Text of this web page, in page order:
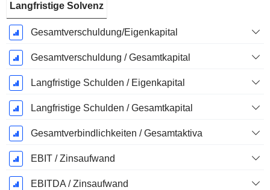
Langfristige Solvenz
Gesamtverschuldung/Eigenkapital
Gesamtverschuldung / Gesamtkapital
Langfristige Schulden / Eigenkapital
Langfristige Schulden / Gesamtkapital
Gesamtverbindlichkeiten / Gesamtaktiva
EBIT / Zinsaufwand
EBITDA / Zinsaufwand